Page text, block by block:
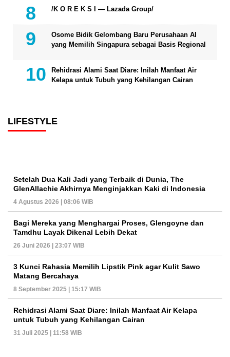
/K O R E K S I — Lazada Group/
Osome Bidik Gelombang Baru Perusahaan AI
yang Memilih Singapura sebagai Basis Regional
Rehidrasi Alami Saat Diare: Inilah Manfaat Air
Kelapa untuk Tubuh yang Kehilangan Cairan
LIFESTYLE
Setelah Dua Kali Jadi yang Terbaik di Dunia, The
GlenAllachie Akhirnya Menginjakkan Kaki di Indonesia
4 Agustus 2026 | 08:06 WIB
Bagi Mereka yang Menghargai Proses, Glengoyne dan
Tamdhu Layak Dikenal Lebih Dekat
26 Juni 2026 | 23:07 WIB
3 Kunci Rahasia Memilih Lipstik Pink agar Kulit Sawo
Matang Bercahaya
8 September 2025 | 15:17 WIB
Rehidrasi Alami Saat Diare: Inilah Manfaat Air Kelapa
untuk Tubuh yang Kehilangan Cairan
31 Juli 2025 | 11:58 WIB